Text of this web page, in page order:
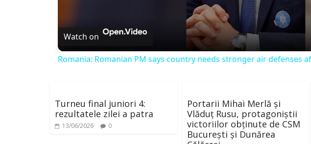
a
y
i
d
Watch on
Romania: Romanian PM says country needs stronger air defenses
Turneu final juniori 4:
rezultatele zilei a patra
13/06/2026 0
Portarii Mihai Merlă și
Vlăduț Rusu, protagoniștii
victoriilor obținute de CSM
București și Dunărea